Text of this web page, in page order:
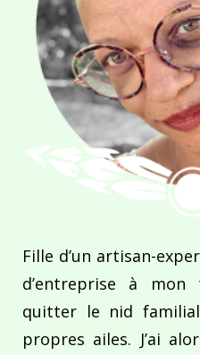
Fille d’un artisan-
d’entreprise à mon
quitter le nid
propres ailes. J’ai